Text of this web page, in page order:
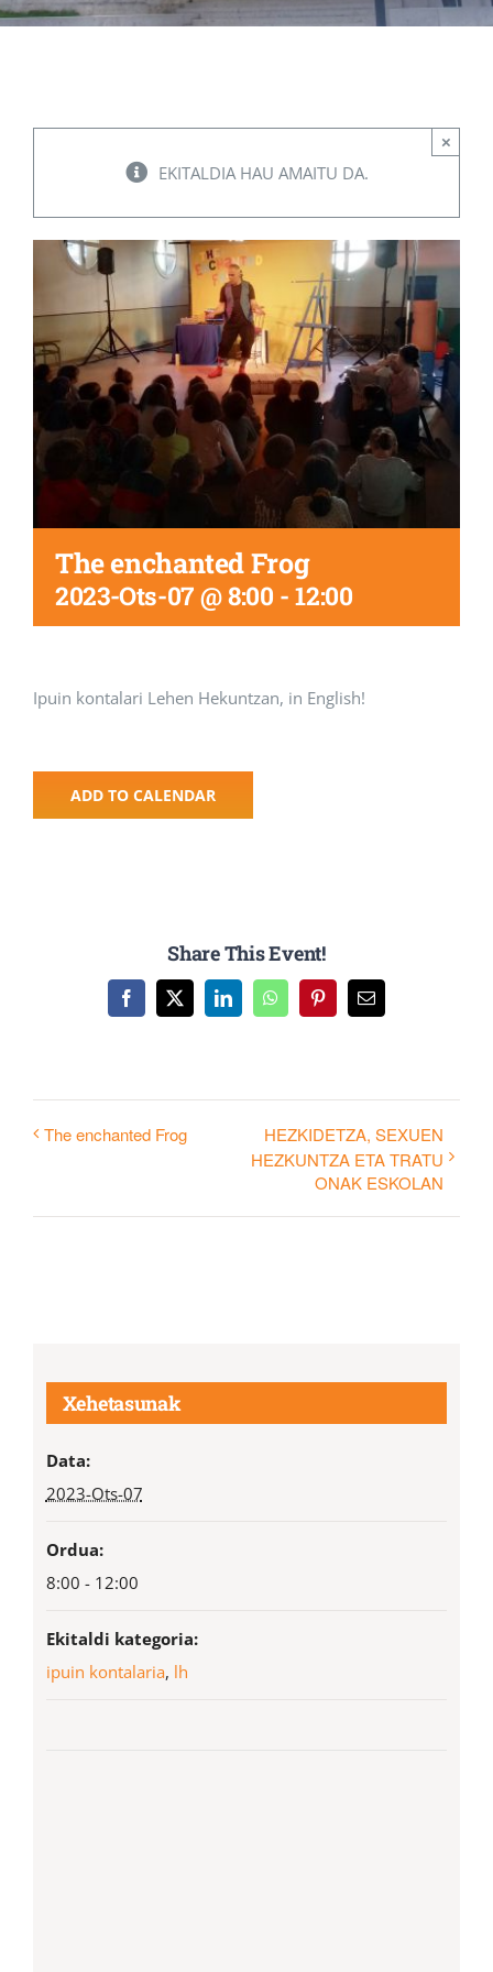
EKITALDIA HAU AMAITU DA.
×
The enchanted Frog
2023-Ots-07 @ 8:00 -12:00
Ipuin kontalari Lehen Hekuntzan, in English!
ADD TO CALENDAR
Share This Event!
Facebook
X LinkedInWhatsAppPinterestEmail
The enchanted Frog
HEZKIDETZA, SEXUEN
HEZKUNTZA ETA TRATU
ONAK ESKOLAN
Xehetasunak
Data:
2023-Ots-07
Ordua:
8:00 - 12:00
Ekitaldi kategoria:
ipuin kontalaria, lh